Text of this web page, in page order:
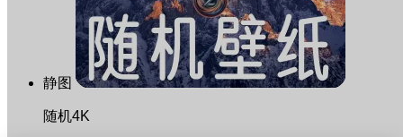
静图
随机4K